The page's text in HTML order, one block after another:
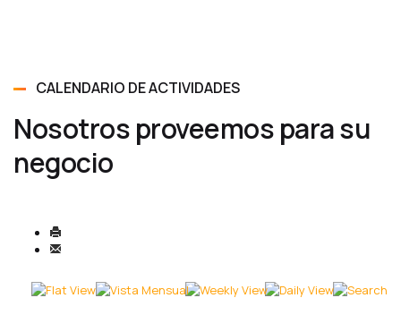
CALENDARIO DE ACTIVIDADES
Nosotros proveemos para su
negocio